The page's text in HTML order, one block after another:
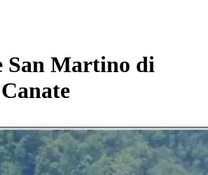
San Martino di